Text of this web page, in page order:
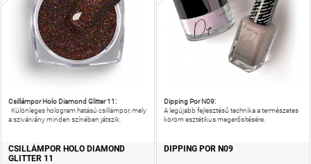
Csillámpor Holo Diamond Glitter 11:
Különleges hologram hatású csillámpor, mely
a szivárvány minden színében játszik.
CSILLÁMPOR HOLO DIAMOND
GLITTER 11
Dipping Por N09:
A legújabb fejlesztésű technika a természetes
köröm esztétikus megerősítésére.
DIPPING POR N09